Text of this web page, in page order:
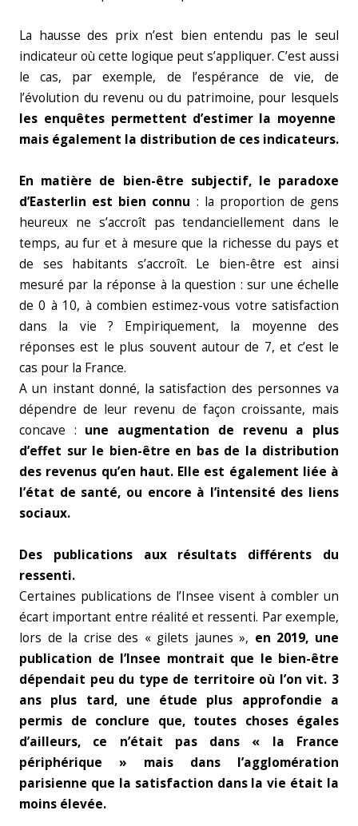
La hausse des prix n’est bien entendu pas le seul
indicateur où cette logique peut s’appliquer. C’est aussi
le cas, par exemple, de l’espérance de vie, de
l’évolution du revenu ou du patrimoine, pour lesquels
les enquêtes permettent d’estimer la moyenne
mais également la distribution de ces indicateurs.
En matière de bien-être subjectif, le paradoxe
d’Easterlin est bien connu : la proportion de gens
heureux ne s’accroît pas tendanciellement dans le
temps, au fur et à mesure que la richesse du pays et
de ses habitants s’accroît. Le bien-être est ainsi
mesuré par la réponse à la question : sur une échelle
de 0 à 10, à combien estimez-vous votre satisfaction
dans la vie ? Empiriquement, la moyenne des
réponses est le plus souvent autour de 7, et c’est le
cas pour la France.
A un instant donné, la satisfaction des personnes va
dépendre de leur revenu de façon croissante, mais
concave : une augmentation de revenu a plus
d’effet sur le bien-être en bas de la distribution
des revenus qu’en haut. Elle est également liée à
l’état de santé, ou encore à l’intensité des liens
sociaux.
Des publications aux résultats différents du
ressenti.
Certaines publications de l’Insee visent à combler un
écart important entre réalité et ressenti. Par exemple,
lors de la crise des « gilets jaunes », en 2019, une
publication de l’Insee montrait que le bien-être
dépendait peu du type de territoire où l’on vit. 3
ans plus tard, une étude plus approfondie a
permis de conclure que, toutes choses égales
d’ailleurs, ce n’était pas dans « la France
périphérique » mais dans l’agglomération
parisienne que la satisfaction dans la vie était la
moins élevée.